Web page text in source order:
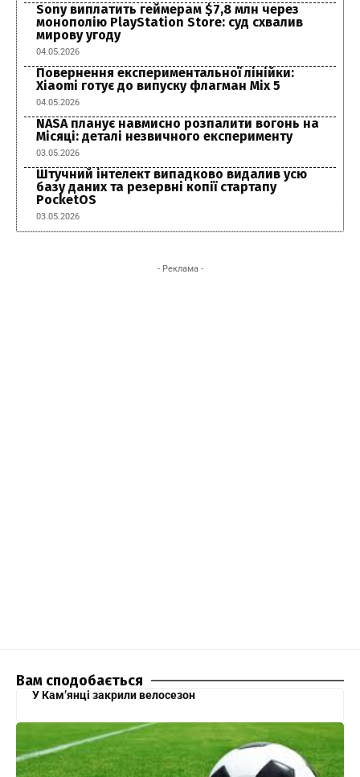
Sony виплатить геймерам $7,8 млн через
монополію PlayStation Store: суд схвалив
мирову угоду
04.05.2026
Повернення експериментальної лінійки:
Xiaomi готує до випуску флагман Mix 5
04.05.2026
NASA планує навмисно розпалити вогонь на
Місяці: деталі незвичного експерименту
03.05.2026
Штучний інтелект випадково видалив усю
базу даних та резервні копії стартапу
PocketOS
03.05.2026
- Реклама -
Вам сподобається
У Кам’янці закрили велосезон